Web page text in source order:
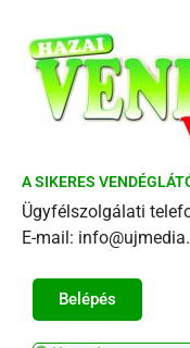
A SIKERES
Ügyfélszolgálati
E-mail:
Belépés